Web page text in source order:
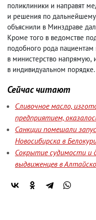
поликлиники и направят
и решения по
объяснили в Минздраве
Кроме того в ведомстве
подобного рода
в министерство напрямую,
в индивидуальном порядке.
Сейчас читают
Сливочное масло,
предприятием,
Санкции помешали
Новосибирска в
Сокрытие судимости и
выдвиженцев в